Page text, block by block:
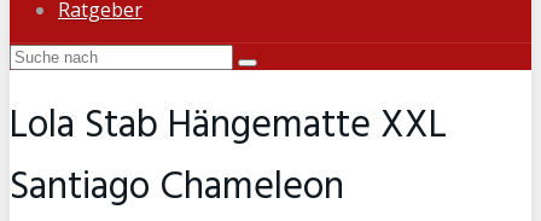
Ratgeber
Lola Stab Hängematte XXL
Santiago Chameleon